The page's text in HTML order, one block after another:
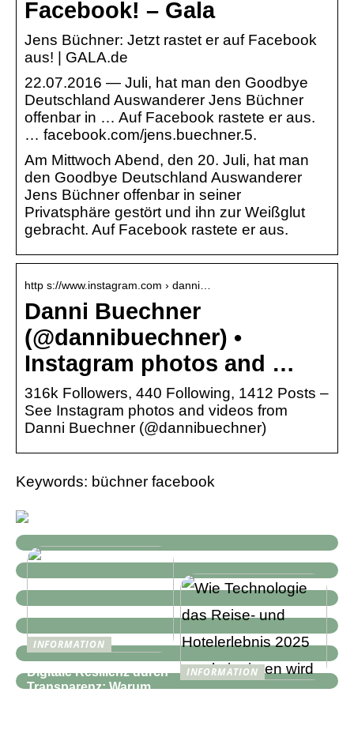
Facebook! – Gala
Jens Büchner: Jetzt rastet er auf Facebook
aus! | GALA.de
22.07.2016 — Juli, hat man den Goodbye
Deutschland Auswanderer Jens Büchner
offenbar in … Auf Facebook rastete er aus.
… facebook.com/jens.buechner.5.
Am Mittwoch Abend, den 20. Juli, hat man
den Goodbye Deutschland Auswanderer
Jens Büchner offenbar in seiner
Privatsphäre gestört und ihn zur Weißglut
gebracht. Auf Facebook rastete er aus.
http s://www.instagram.com › danni…
Danni Buechner
(@dannibuechner) •
Instagram photos and …
316k Followers, 440 Following, 1412 Posts –
See Instagram photos and videos from
Danni Buechner (@dannibuechner)
Keywords: büchner facebook
INFORMATION
Digitale Resilienz durch
Transparenz: Warum
INFORMATION